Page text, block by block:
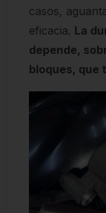
casos,
eficacia. La
depende,
bloques, que